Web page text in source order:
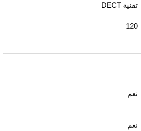
تقنية DECT
120
نعم
نعم